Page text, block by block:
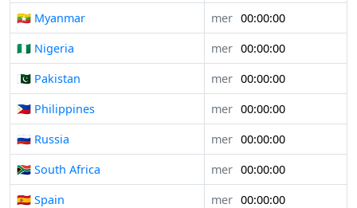
🇲🇲 Myanmar
mer 00:00:00
🇳🇬 Nigeria
mer 00:00:00
🇵🇰 Pakistan
mer 00:00:00
🇵🇭 Philippines
mer 00:00:00
🇷🇺 Russia
mer 00:00:00
🇿🇦 South Africa
mer 00:00:00
🇪🇸 Spain
mer 00:00:00